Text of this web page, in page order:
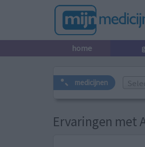
home
medicijnen
Ervaringen met